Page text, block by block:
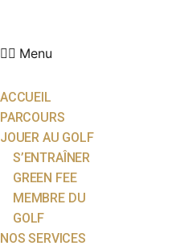
Menu
ACCUEIL
PARCOURS
JOUER AU GOLF
S’ENTRAÎNER
GREEN FEE
MEMBRE DU
GOLF
NOS SERVICES